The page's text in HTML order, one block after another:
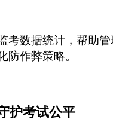
考数据统计，帮助
防作弊策略。
护考试公平